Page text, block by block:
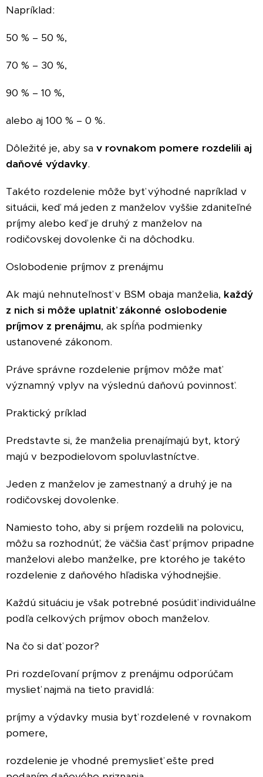
Napríklad:
50 % – 50 %,
70 % – 30 %,
90 % – 10 %,
alebo aj 100 % – 0 %.
Dôležité je, aby sa v rovnakom pomere rozdelili aj
daňové výdavky.
Takéto rozdelenie môže byť výhodné napríklad v
situácii, keď má jeden z manželov vyššie zdaniteľné
príjmy alebo keď je druhý z manželov na
rodičovskej dovolenke či na dôchodku.
Oslobodenie príjmov z prenájmu
Ak majú nehnuteľnosť v BSM obaja manželia, každý
z nich si môže uplatniť zákonné oslobodenie
príjmov z prenájmu, ak spĺňa podmienky
ustanovené zákonom.
Práve správne rozdelenie príjmov môže mať
významný vplyv na výslednú daňovú povinnosť.
Praktický príklad
Predstavte si, že manželia prenajímajú byt, ktorý
majú v bezpodielovom spoluvlastníctve.
Jeden z manželov je zamestnaný a druhý je na
rodičovskej dovolenke.
Namiesto toho, aby si príjem rozdelili na polovicu,
môžu sa rozhodnúť, že väčšia časť príjmov pripadne
manželovi alebo manželke, pre ktorého je takéto
rozdelenie z daňového hľadiska výhodnejšie.
Každú situáciu je však potrebné posúdiť individuálne
podľa celkových príjmov oboch manželov.
Na čo si dať pozor?
Pri rozdeľovaní príjmov z prenájmu odporúčam
myslieť najmä na tieto pravidlá:
príjmy a výdavky musia byť rozdelené v rovnakom
pomere,
rozdelenie je vhodné premyslieť ešte pred